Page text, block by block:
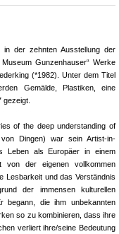
in der zehnten Ausstellung der
Gunzenhauser“ Werke
(*1982). Unter dem Titel
Gemälde, Plastiken, eine
gezeigt.
of the deep understanding of
Dingen) war sein Artist-in-
Leben als Europäer in einem
der eigenen vollkommen
Lesbarkeit und das Verständnis
der immensen kulturellen
begann, die ihm unbekannten
so zu kombinieren, dass ihre
verliert ihre/seine Bedeutung